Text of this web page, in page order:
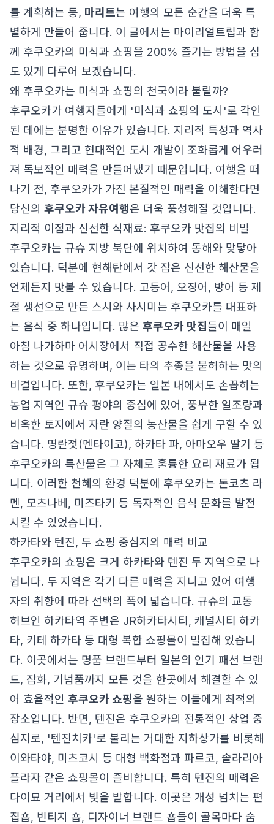
를 계획하는 등, 마리트는 여행의 모든 순간을 더욱 특
별하게 만들어 줍니다. 이 글에서는 마이리얼트립과 함
께 후쿠오카의 미식과 쇼핑을 200% 즐기는 방법을 심
도 있게 다루어 보겠습니다.
왜 후쿠오카는 미식과 쇼핑의 천국이라 불릴까?
후쿠오카가 여행자들에게 '미식과 쇼핑의 도시'로 각인
된 데에는 분명한 이유가 있습니다. 지리적 특성과 역사
적 배경, 그리고 현대적인 도시 개발이 조화롭게 어우러
져 독보적인 매력을 만들어냈기 때문입니다. 여행을 떠
나기 전, 후쿠오카가 가진 본질적인 매력을 이해한다면
당신의 후쿠오카 자유여행은 더욱 풍성해질 것입니다.
지리적 이점과 신선한 식재료: 후쿠오카 맛집의 비밀
후쿠오카는 규슈 지방 북단에 위치하여 동해와 맞닿아
있습니다. 덕분에 현해탄에서 갓 잡은 신선한 해산물을
언제든지 맛볼 수 있습니다. 고등어, 오징어, 방어 등 제
철 생선으로 만든 스시와 사시미는 후쿠오카를 대표하
는 음식 중 하나입니다. 많은 후쿠오카 맛집들이 매일
아침 나가하마 어시장에서 직접 공수한 해산물을 사용
하는 것으로 유명하며, 이는 타의 추종을 불허하는 맛의
비결입니다. 또한, 후쿠오카는 일본 내에서도 손꼽히는
농업 지역인 규슈 평야의 중심에 있어, 풍부한 일조량과
비옥한 토지에서 자란 양질의 농산물을 쉽게 구할 수 있
습니다. 명란젓(멘타이코), 하카타 파, 아마오우 딸기 등
후쿠오카의 특산물은 그 자체로 훌륭한 요리 재료가 됩
니다. 이러한 천혜의 환경 덕분에 후쿠오카는 돈코츠 라
멘, 모츠나베, 미즈타키 등 독자적인 음식 문화를 발전
시킬 수 있었습니다.
하카타와 텐진, 두 쇼핑 중심지의 매력 비교
후쿠오카의 쇼핑은 크게 하카타와 텐진 두 지역으로 나
뉩니다. 두 지역은 각기 다른 매력을 지니고 있어 여행
자의 취향에 따라 선택의 폭이 넓습니다. 규슈의 교통
허브인 하카타역 주변은 JR하카타시티, 캐널시티 하카
타, 키테 하카타 등 대형 복합 쇼핑몰이 밀집해 있습니
다. 이곳에서는 명품 브랜드부터 일본의 인기 패션 브랜
드, 잡화, 기념품까지 모든 것을 한곳에서 해결할 수 있
어 효율적인 후쿠오카 쇼핑을 원하는 이들에게 최적의
장소입니다. 반면, 텐진은 후쿠오카의 전통적인 상업 중
심지로, '텐진치카'로 불리는 거대한 지하상가를 비롯해
이와타야, 미츠코시 등 대형 백화점과 파르코, 솔라리아
플라자 같은 쇼핑몰이 즐비합니다. 특히 텐진의 매력은
다이묘 거리에서 빛을 발합니다. 이곳은 개성 넘치는 편
집숍, 빈티지 숍, 디자이너 브랜드 숍들이 골목마다 숨